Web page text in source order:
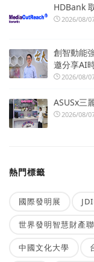
HDBank
2026/08/
創智動能
邀分享AI
2026/08/
ASUSx三
2026/08/
熱門標籤
國際發明展
世界發明智慧財產
中國文化大學